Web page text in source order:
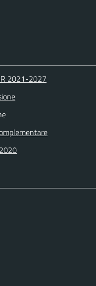
2021-2027